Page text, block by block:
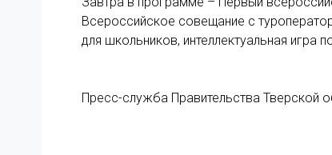
Всероссийское совещание с
для школьников, интеллектуальная игра
Пресс-служба Правительства Тверской